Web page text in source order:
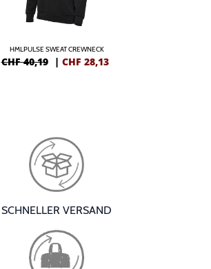
HMLPULSE SWEAT CREWNECK
CHF 40,19 | CHF 28,13
SCHNELLER VERSAND